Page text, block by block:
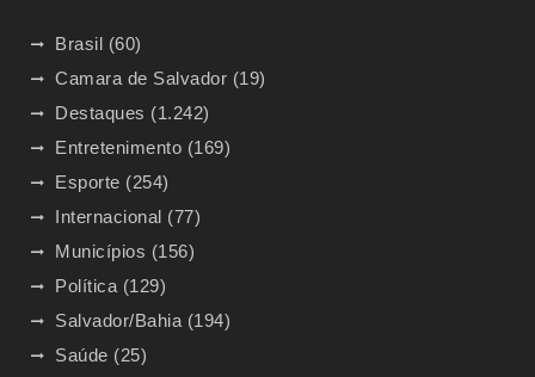
Brasil (60)
Camara de Salvador (19)
Destaques (1.242)
Entretenimento (169)
Esporte (254)
Internacional (77)
Municípios (156)
Política (129)
Salvador/Bahia (194)
Saúde (25)